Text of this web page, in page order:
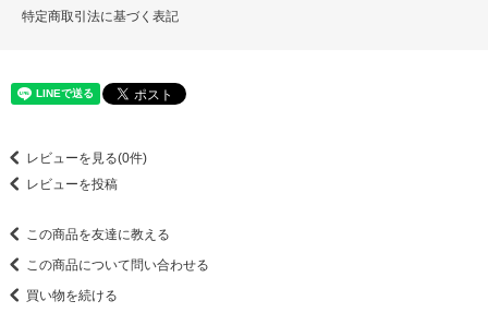
特定商取引法に基づく表記
レビューを見る(0件)
レビューを投稿
この商品を友達に教える
この商品について問い合わせる
買い物を続ける